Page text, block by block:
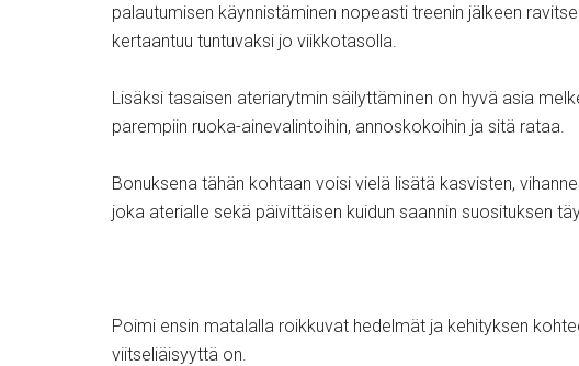
palautumisen käynnistäminen nopeasti treenin jälkeen
kertaantuu tuntuvaksi jo viikkotasolla.
Lisäksi tasaisen ateriarytmin säilyttäminen on hyvä asia
parempiin ruoka-ainevalintoihin, annoskokoihin ja sitä rataa.
Bonuksena tähän kohtaan voisi vielä lisätä kasvisten,
joka aterialle sekä päivittäisen kuidun saannin suosituksen
Poimi ensin matalalla roikkuvat hedelmät ja kehityksen
viitseliäisyyttä on.